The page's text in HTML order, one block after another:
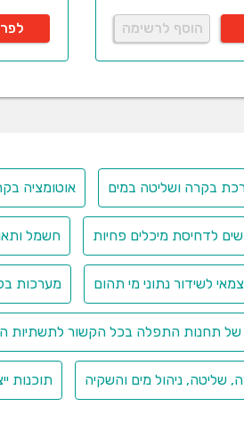
הוסף לרשימה
אוטומציה
לדחיסת מיכלים פחיות חשמל
לשידור נתוני מי תהום מערכות
תחנות התפלה בכל הקשור לתשתיות
שליטה, ניהול מים והשקיה תוכנות